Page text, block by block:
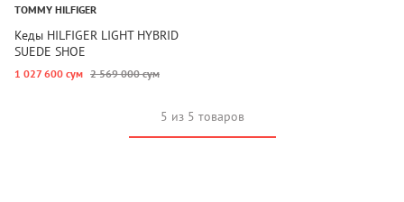
TOMMY HILFIGER
Кеды HILFIGER LIGHT HYBRID
SUEDE SHOE
1 027 600 сум 2 569 000 сум
5 из 5 товаров